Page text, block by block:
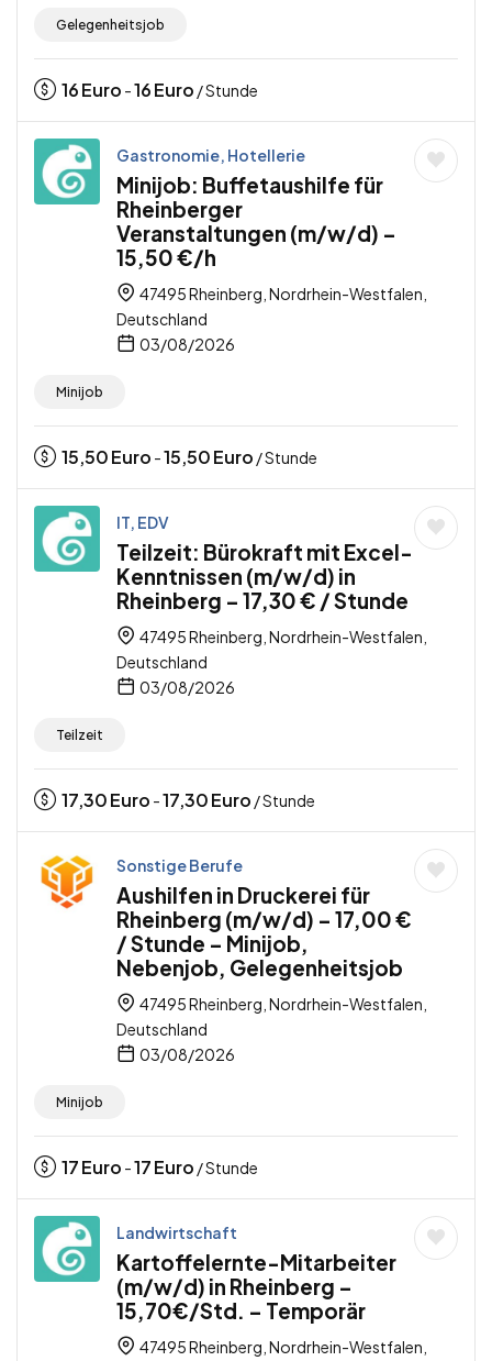
Gelegenheitsjob
16Euro -16Euro / Stunde
Gastronomie, Hotellerie
Minijob: Buffetaushilfe für
Rheinberger
Veranstaltungen (m/w/d) –
15,50 €/h
47495 Rheinberg, Nordrhein-Westfalen,
Deutschland
03/08/2026
Minijob
15,50Euro -15,50Euro / Stunde
IT, EDV
Teilzeit: Bürokraft mit Excel-
Kenntnissen (m/w/d) in
Rheinberg – 17,30 € / Stunde
47495 Rheinberg, Nordrhein-Westfalen,
Deutschland
03/08/2026
Teilzeit
17,30Euro -17,30Euro / Stunde
Sonstige Berufe
Aushilfen in Druckerei für
Rheinberg (m/w/d) – 17,00 €
/ Stunde – Minijob,
Nebenjob, Gelegenheitsjob
47495 Rheinberg, Nordrhein-Westfalen,
Deutschland
03/08/2026
Minijob
17Euro -17Euro / Stunde
Landwirtschaft
Kartoffelernte-Mitarbeiter
(m/w/d) in Rheinberg –
15,70€/Std. – Temporär
47495 Rheinberg, Nordrhein-Westfalen,